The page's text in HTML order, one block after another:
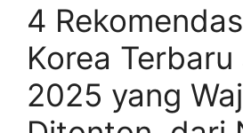
4
Korea Terbaru
2025 yang